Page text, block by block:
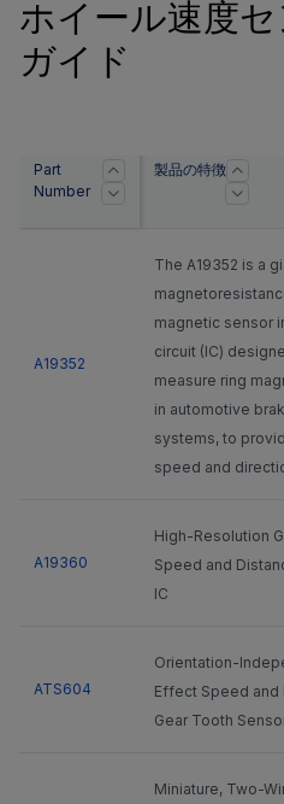
ホイール速度セ
ガイド
Part
Number
製品の特徴
A19352
The A19352 is a
magnetic sensor
circuit (IC)
measure ring
in automotive
systems, to
speed and
A19360
High-Resolution
Speed and
IC
ATS604
Orientation-
Effect Speed and
Gear Tooth
Miniature, Two-